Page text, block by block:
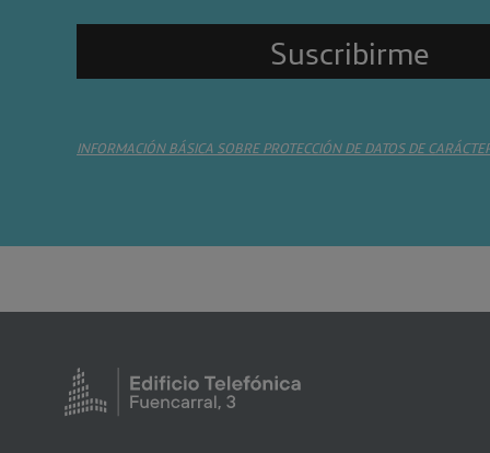
INFORMACIÓN BÁSICA SOBRE PROTECCIÓN DE DATOS DE